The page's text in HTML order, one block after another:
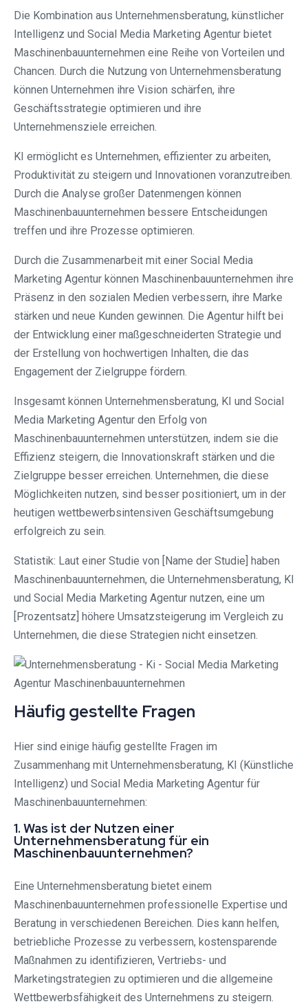
Die Kombination aus Unternehmensberatung, künstlicher
Intelligenz und Social Media Marketing Agentur bietet
Maschinenbauunternehmen eine Reihe von Vorteilen und
Chancen. Durch die Nutzung von Unternehmensberatung
können Unternehmen ihre Vision schärfen, ihre
Geschäftsstrategie optimieren und ihre
Unternehmensziele erreichen.
KI ermöglicht es Unternehmen, effizienter zu arbeiten,
Produktivität zu steigern und Innovationen voranzutreiben.
Durch die Analyse großer Datenmengen können
Maschinenbauunternehmen bessere Entscheidungen
treffen und ihre Prozesse optimieren.
Durch die Zusammenarbeit mit einer Social Media
Marketing Agentur können Maschinenbauunternehmen ihre
Präsenz in den sozialen Medien verbessern, ihre Marke
stärken und neue Kunden gewinnen. Die Agentur hilft bei
der Entwicklung einer maßgeschneiderten Strategie und
der Erstellung von hochwertigen Inhalten, die das
Engagement der Zielgruppe fördern.
Insgesamt können Unternehmensberatung, KI und Social
Media Marketing Agentur den Erfolg von
Maschinenbauunternehmen unterstützen, indem sie die
Effizienz steigern, die Innovationskraft stärken und die
Zielgruppe besser erreichen. Unternehmen, die diese
Möglichkeiten nutzen, sind besser positioniert, um in der
heutigen wettbewerbsintensiven Geschäftsumgebung
erfolgreich zu sein.
Statistik: Laut einer Studie von [Name der Studie] haben
Maschinenbauunternehmen, die Unternehmensberatung, KI
und Social Media Marketing Agentur nutzen, eine um
[Prozentsatz] höhere Umsatzsteigerung im Vergleich zu
Unternehmen, die diese Strategien nicht einsetzen.
Häufig gestellte Fragen
Hier sind einige häufig gestellte Fragen im
Zusammenhang mit Unternehmensberatung, KI (Künstliche
Intelligenz) und Social Media Marketing Agentur für
Maschinenbauunternehmen:
1. Was ist der Nutzen einer
Unternehmensberatung für ein
Maschinenbauunternehmen?
Eine Unternehmensberatung bietet einem
Maschinenbauunternehmen professionelle Expertise und
Beratung in verschiedenen Bereichen. Dies kann helfen,
betriebliche Prozesse zu verbessern, kostensparende
Maßnahmen zu identifizieren, Vertriebs- und
Marketingstrategien zu optimieren und die allgemeine
Wettbewerbsfähigkeit des Unternehmens zu steigern.